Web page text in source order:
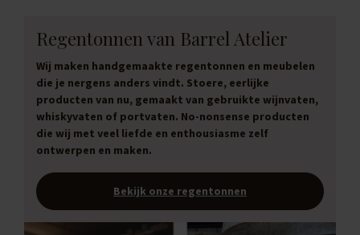
Regentonnen van Barrel Atelier
Wij maken handgemaakte regentonnen en meubelen
die je nergens anders vindt. Stoere, eerlijke
producten van nu, gemaakt van gebruikte wijnvaten,
whiskyvaten of portvaten. No-nonsense producten
die wij met veel liefde en enthousiasme zelf
ontwerpen en maken.
Bekijk onze regentonnen